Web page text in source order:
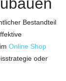
Bestandteil
Online Shop
oder